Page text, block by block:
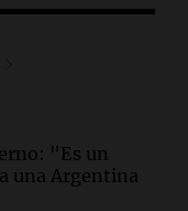
"Es un
una Argentina